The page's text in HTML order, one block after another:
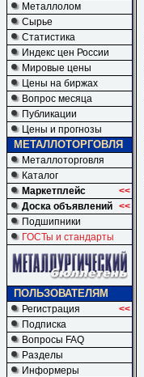
Металлолом
Сырье
Статистика
Индекс цен России
Мировые цены
Цены на биржах
Вопрос месяца
Публикации
Цены и прогнозы
МЕТАЛЛОТОРГОВЛЯ
Металлоторговля
Каталог
Маркетплейс
<<
Доска объявлений <<
Подшипники
ГОСТы и стандарты
ПОЛЬЗОВАТЕЛЯМ
Регистрация
<<
Подписка
Вопросы FAQ
Разделы
Информеры